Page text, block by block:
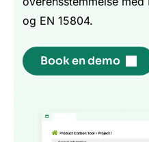
og EN 15804.
Book en demo